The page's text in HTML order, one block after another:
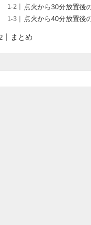
点火から30分放置後
点火から40分放置後
まとめ